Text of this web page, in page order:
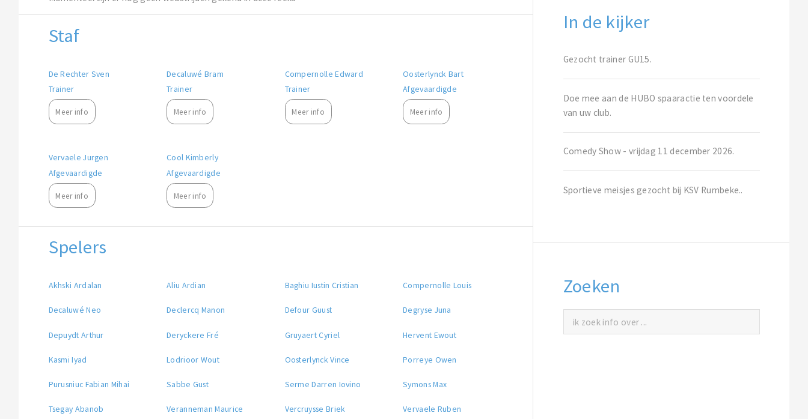
Staf
De Rechter Sven
Trainer
Meer info
Decaluwé Bram
Trainer
Meer info
Compernolle Edward
Trainer
Meer info
Oosterlynck Bart
Afgevaardigde
Meer info
Vervaele Jurgen
Afgevaardigde
Meer info
Cool Kimberly
Afgevaardigde
Meer info
Spelers
Akhski Ardalan Aliu Ardian Baghiu Iustin Cristian Compernolle Louis
Decaluwé Neo Declercq Manon Defour Guust Degryse Juna
Depuydt Arthur Deryckere Fré Gruyaert Cyriel Hervent Ewout
Kasmi Iyad Lodrioor Wout Oosterlynck Vince Porreye Owen
Purusniuc Fabian Mihai Sabbe Gust Serme Darren Iovino Symons Max
Tsegay Abanob Veranneman Maurice Vercruysse Briek Vervaele Ruben
In de kijker
Gezocht trainer GU15.
Doe mee aan de HUBO spaaractie ten voordele
van uw club.
Comedy Show - vrijdag 11 december 2026.
Sportieve meisjes gezocht bij KSV Rumbeke..
Zoeken